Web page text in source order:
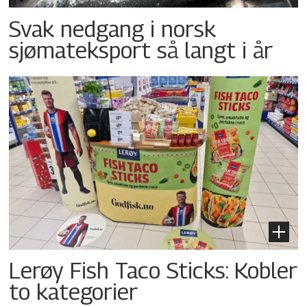
Svak nedgang i norsk
sjømateksport så langt i år
Lerøy Fish Taco Sticks: Kobler
to kategorier